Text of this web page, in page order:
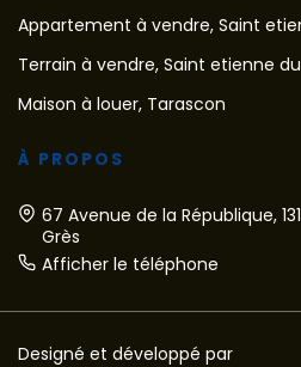
Appartement à vendre, Saint
Terrain à vendre, Saint etienne
Maison à louer, Tarascon
À PROPOS
67 Avenue de la République,
Grès
Afficher le téléphone
Designé et développé par